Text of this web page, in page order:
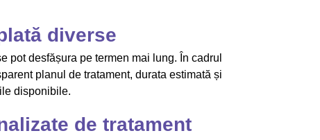
diverse
pot desfășura pe termen mai lung. În cadrul
planul de tratament, durata estimată și
disponibile.
de tratament